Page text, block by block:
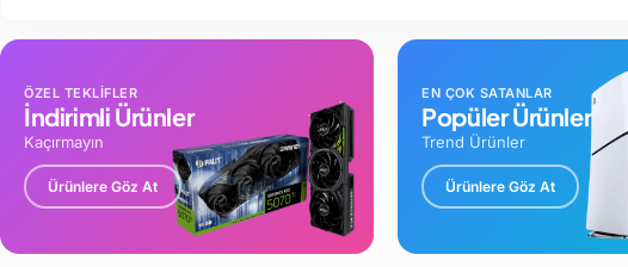
ÖZEL TEKLİFLER
İndirimli Ürünler
Kaçırmayın
Ürünlere Göz At
EN ÇOK SATANLAR
Popüler Ürünler
Trend Ürünler
Ürünlere Göz At